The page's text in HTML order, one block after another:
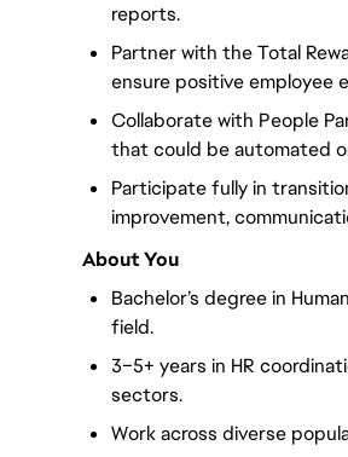
reports.
Partner with the Total
ensure positive employee
Collaborate with People
that could be automated
Participate fully in
improvement,
About You
Bachelor’s degree in
field.
3–5+ years in HR
sectors.
Work across diverse